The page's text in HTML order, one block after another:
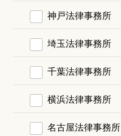
神戸法律事務所
埼玉法律事務所
千葉法律事務所
横浜法律事務所
名古屋法律事務所